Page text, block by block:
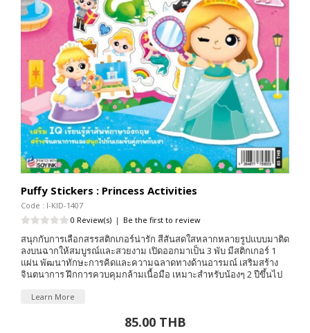
Puffy Stickers : Princess Activities
Code : I-KID-1407
0 Review(s) | Be the first to review
สนุกกับการเลือกสรรสติกเกอร์น่ารัก สีสันสดใสหลากหลายรูปแบบมาติด
ลงบนฉากให้สมบูรณ์และสวยงาม เปิดออกมาเป็น 3 พับ มีสติกเกอร์ 1
แผ่น พัฒนาทักษะการคิดและความฉลาดทางด้านอารมณ์ เสริมสร้าง
จินตนาการ ฝึกการควบคุมกล้ามเนื้อมือ เหมาะสำหรับน้องๆ 2 ปีขึ้นไป
Learn More
85.00 THB